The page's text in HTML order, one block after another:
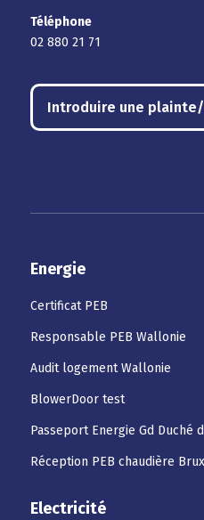
Téléphone
02 880 21 71
Introduire une
Energie
Certificat PEB
Responsable PEB Wallonie
Audit logement Wallonie
BlowerDoor test
Passeport Energie Gd Duché
Réception PEB chaudière
Electricité